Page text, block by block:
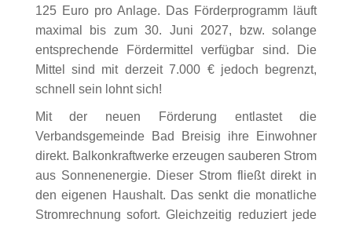
125 Euro pro Anlage. Das Förderprogramm läuft
maximal bis zum 30. Juni 2027, bzw. solange
entsprechende Fördermittel verfügbar sind. Die
Mittel sind mit derzeit 7.000 € jedoch begrenzt,
schnell sein lohnt sich!
Mit der neuen Förderung entlastet die
Verbandsgemeinde Bad Breisig ihre Einwohner
direkt. Balkonkraftwerke erzeugen sauberen Strom
aus Sonnenenergie. Dieser Strom fließt direkt in
den eigenen Haushalt. Das senkt die monatliche
Stromrechnung sofort. Gleichzeitig reduziert jede